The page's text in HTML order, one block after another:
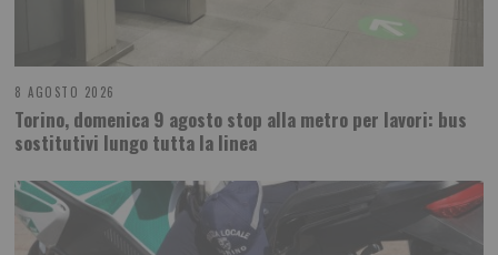
8 AGOSTO 2026
Torino, domenica 9 agosto stop alla metro per lavori: bus
sostitutivi lungo tutta la linea